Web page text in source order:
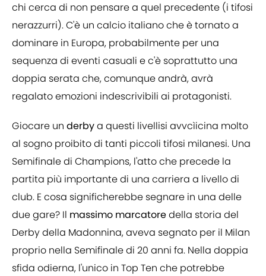
chi cerca di non pensare a quel precedente (i tifosi
nerazzurri). C'è un calcio italiano che è tornato a
dominare in Europa, probabilmente per una
sequenza di eventi casuali e c'è soprattutto una
doppia serata che, comunque andrà, avrà
regalato emozioni indescrivibili ai protagonisti.
Giocare un derbya questi livellisi avvcìicina molto
al sogno proibito di tanti piccoli tifosi milanesi. Una
Semifinale di Champions, l'atto che precede la
partita più importante di una carriera a livello di
club. E cosa significherebbe segnare in una delle
due gare? Il massimo marcatoredella storia del
Derby della Madonnina, aveva segnato per il Milan
proprio nella Semifinale di 20 anni fa. Nella doppia
sfida odierna, l'unico in Top Ten che potrebbe